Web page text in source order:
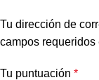
Tu dirección de
campos requeridos
Tu puntuación *